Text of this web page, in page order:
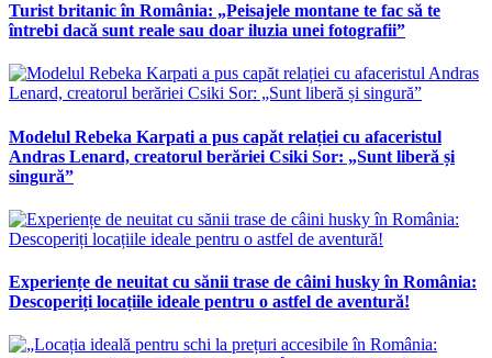
Turist britanic în România: „Peisajele montane te fac să te
întrebi dacă sunt reale sau doar iluzia unei fotografii”
Modelul Rebeka Karpati a pus capăt relației cu afaceristul
Andras Lenard, creatorul berăriei Csiki Sor: „Sunt liberă și
singură”
Experiențe de neuitat cu sănii trase de câini husky în România:
Descoperiți locațiile ideale pentru o astfel de aventură!